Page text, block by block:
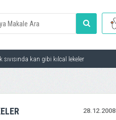
sıvısında kan gibi kılcal lekeler
28.12.2008